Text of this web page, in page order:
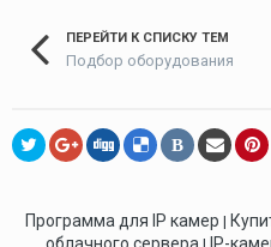
ПЕРЕЙТИ К СПИСКУ ТЕМ
Подбор оборудования
В
Программа для IP камер |